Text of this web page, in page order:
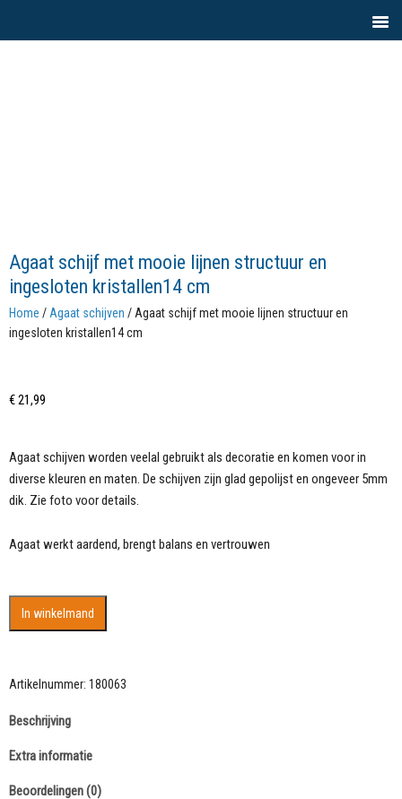
Agaat schijf met mooie lijnen structuur en
ingesloten kristallen14 cm
Home / Agaat schijven / Agaat schijf met mooie lijnen structuur en
ingesloten kristallen14 cm
€21,99
Agaat schijven worden veelal gebruikt als decoratie en komen voor in
diverse kleuren en maten. De schijven zijn glad gepolijst en ongeveer 5mm
dik. Zie foto voor details.
Agaat werkt aardend, brengt balans en vertrouwen
lijnen
en
kristallen14
cm
In winkelmand
Artikelnummer: 180063
Beschrijving
Extra informatie
Beoordelingen (0)